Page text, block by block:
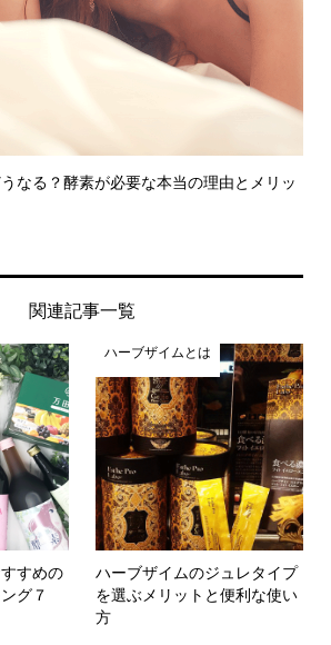
なる？酵素が必要な本当の理由とメリッ
関連記事一覧
すめの
グ７
ハーブザイムとは
ハーブザイムのジュレタイプ
を選ぶメリットと便利な使い
方